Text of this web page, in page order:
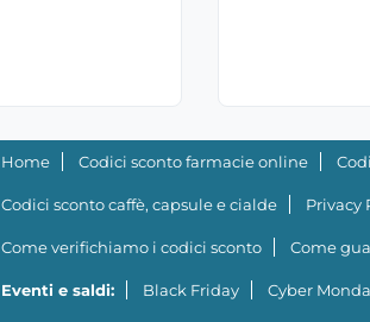
Home Codici sconto farmacie online
Codici sconto caffè, capsule e cialde Privacy
Come verifichiamo i codici sconto Come
Eventi e saldi: Black Friday Cyber